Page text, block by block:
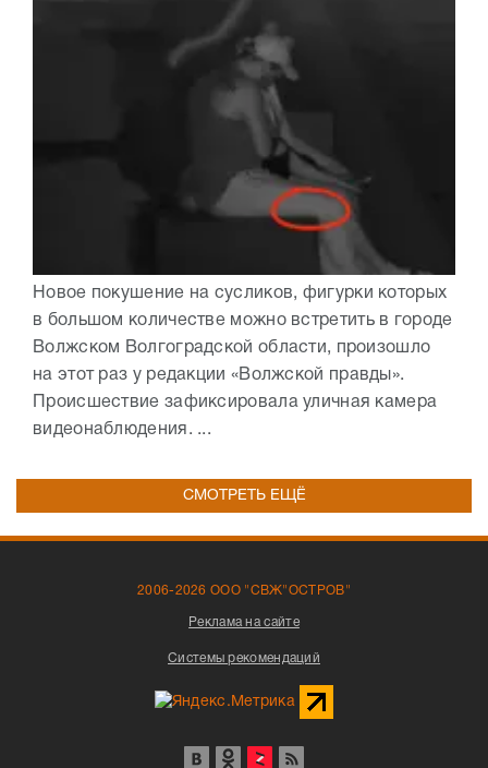
Новое покушение на сусликов, фигурки которых
в большом количестве можно встретить в городе
Волжском Волгоградской области, произошло
на этот раз у редакции «Волжской правды».
Происшествие зафиксировала уличная камера
видеонаблюдения. ...
СМОТРЕТЬ ЕЩЁ
2006-2026 ООО "СВЖ"ОСТРОВ"
Реклама на сайте
Системы рекомендаций